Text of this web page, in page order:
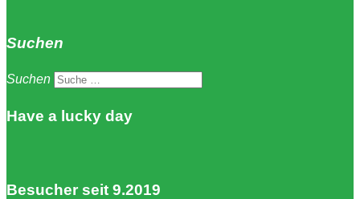
Suchen
Suchen
Have a lucky day
Besucher seit 9.2019